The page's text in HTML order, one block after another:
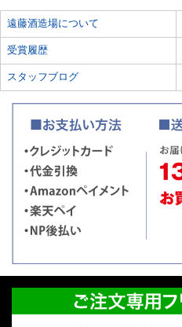
遠藤酒造場について
受賞履歴
スタッフブログ